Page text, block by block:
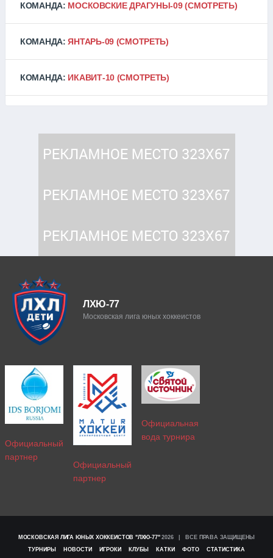
КОМАНДА: МОСКОВСКИЕ ДРАГУНЫ-09 (СМОТРЕТЬ)
КОМАНДА:ЯНТАРЬ-09 (СМОТРЕТЬ)
КОМАНДА: ИКАВИТ-10 (СМОТРЕТЬ)
ЛХЮ-77
Московская лига юных хоккеистов
Официальный
партнер
Официальный
партнер
Официальная
вода турнира
МОСКОВСКАЯ ЛИГА ЮНЫХ ХОККЕИСТОВ "ЛХЮ-77"2026 | ВСЕ ПРАВА ЗАЩИЩЕНЫ
ТУРНИРЫ НОВОСТИ ИГРОКИ КЛУБЫ КАТКИ ФОТО СТАТИСТИКА